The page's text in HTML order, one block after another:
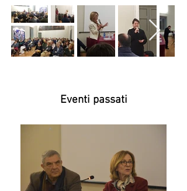
Eventi passati